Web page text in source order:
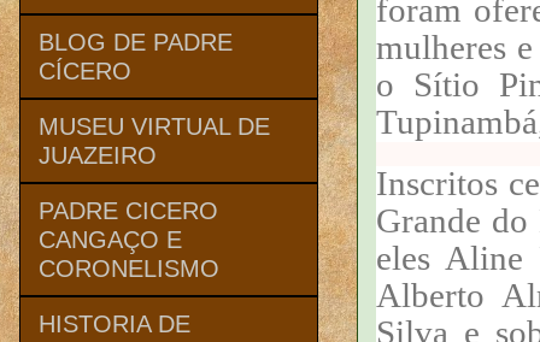
foram
mulheres
o Sítio
Inscritos
Grande
eles Aline
Alberto
Silva e
BLOG DE PADRE
CÍCERO
MUSEU VIRTUAL DE
JUAZEIRO
PADRE CICERO
CANGAÇO E
CORONELISMO
HISTORIA DE